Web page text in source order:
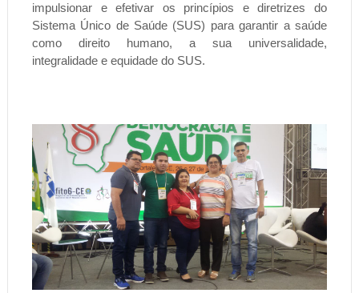
impulsionar e efetivar os princípios e diretrizes do
Sistema Único de Saúde (SUS) para garantir a saúde
como direito humano, a sua universalidade,
integralidade e equidade do SUS.